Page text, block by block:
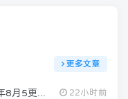
更多文章
22小时前